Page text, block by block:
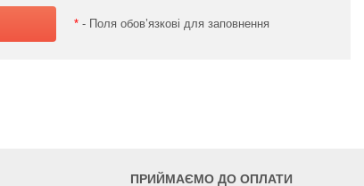
* - Поля обов’язкові для заповнення
ПРИЙМАЄМО ДО ОПЛАТИ